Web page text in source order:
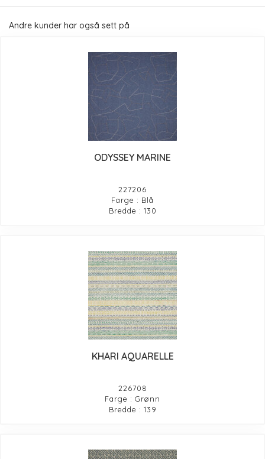
Andre kunder har også sett på
ODYSSEY MARINE
227206
Farge : Blå
Bredde : 130
KHARI AQUARELLE
226708
Farge : Grønn
Bredde : 139